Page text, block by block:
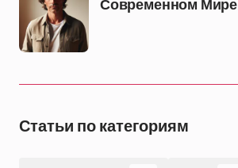
Современном Мире
Статьи по категориям